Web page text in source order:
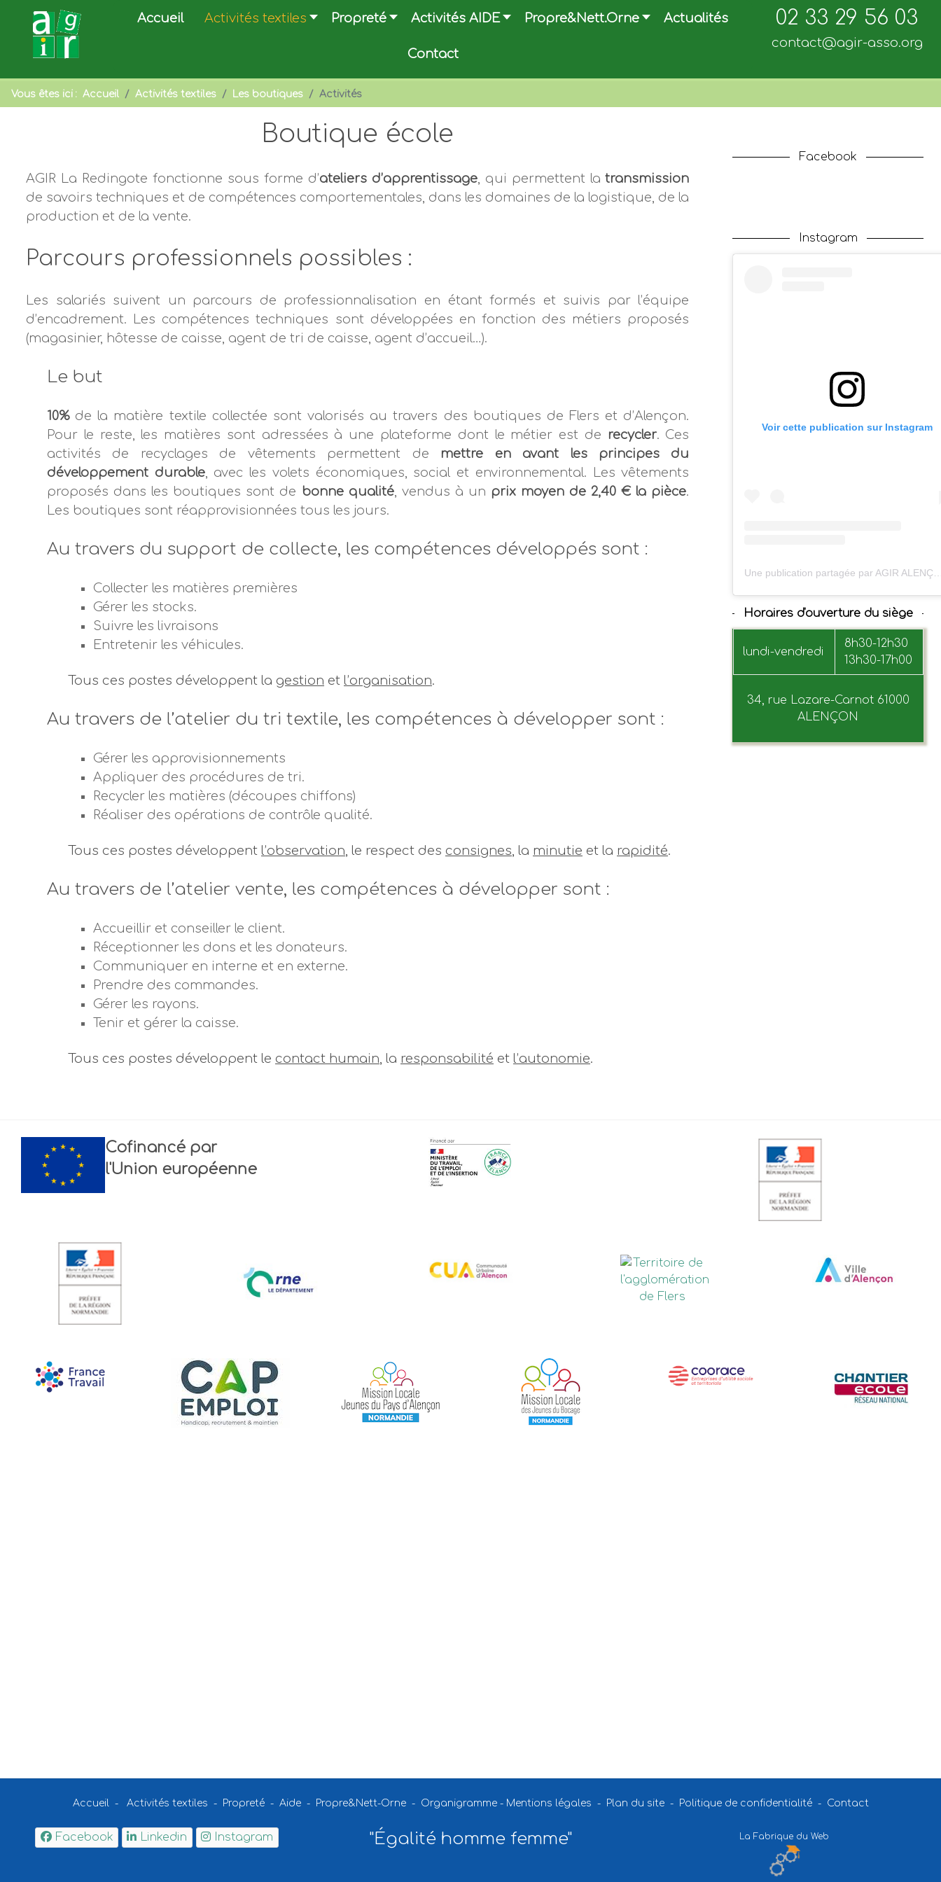
Accueil Activités textiles Propreté Activités AIDE Propre&Nett.Orne Actualités
Contact
02 33 29 56 03
contact@agir-asso.org
Vous êtes ici : Accueil Activités textiles Les boutiques Activités
Boutique école
AGIR La Redingote fonctionne sous forme d’ateliers d’apprentissage, qui permettent latransmission
de savoirs techniques et de compétences comportementales, dans les domaines de la logistique, de la
production et de la vente.
Parcours professionnels possibles :
Les salariés suivent un parcours de professionnalisation en étant formés et suivis par l’équipe
d’encadrement. Les compétences techniques sont développées en fonction des métiers proposés
(magasinier, hôtesse de caisse, agent de tri de caisse, agent d’accueil…).
Le but
10%de la matière textile collectée sont valorisés au travers des boutiques de Flers et d’Alençon.
Pour le reste, les matières sont adressées à une plateforme dont le métier est de recycler. Ces
activités de recyclages de vêtements permettent de mettre en avant les principes du
développement durable, avec les volets économiques, social et environnemental. Les vêtements
proposés dans les boutiques sont de bonne qualité, vendus à un prix moyen de 2,40 € la pièce.
Les boutiques sont réapprovisionnées tous les jours.
Au travers du support de collecte, les compétences développés sont :
Collecter les matières premières
Gérer les stocks.
Suivre les livraisons
Entretenir les véhicules.
Tous ces postes développent la gestion et l’organisation.
Au travers de l’atelier du tri textile, les compétences à développer sont :
Gérer les approvisionnements
Appliquer des procédures de tri.
Recycler les matières (découpes chiffons)
Réaliser des opérations de contrôle qualité.
Tous ces postes développent l’observation , le respect des consignes , la minutie et la rapidité.
Au travers de l’atelier vente, les compétences à développer sont :
Accueillir et conseiller le client.
Réceptionner les dons et les donateurs.
Communiquer en interne et en externe.
Prendre des commandes.
Gérer les rayons.
Tenir et gérer la caisse.
Tous ces postes développent le contact humain , la responsabilité et l’autonomie.
Facebook
Instagram
Voir cette publication sur Instagram
Horaires d'ouverture du siège
lundi-vendredi
8h30-12h30
13h30-17h00
34, rue Lazare-Carnot 61000
ALENÇON
Cofinancé par
l'Union européenne
Accueil - Activités textiles - Propreté- Aide- Propre&Nett-Orne- Organigramme- Mentions légales - Plan du site - Politique de confidentialité- Contact
Facebook Linkedin Instagram "Égalité homme femme" La Fabrique du Web